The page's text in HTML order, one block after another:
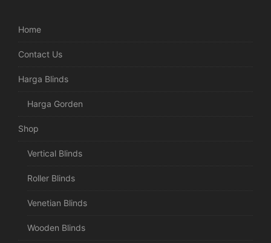
Home
Contact Us
Harga Blinds
Harga Gorden
Shop
Vertical Blinds
Roller Blinds
Venetian Blinds
Wooden Blinds